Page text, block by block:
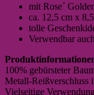
mit Rose´
ca. 12,5 cm x
tolle
Verwendbar
100% gebürsteter
Metall-Reißverschluss
Vielseitige Verwendung